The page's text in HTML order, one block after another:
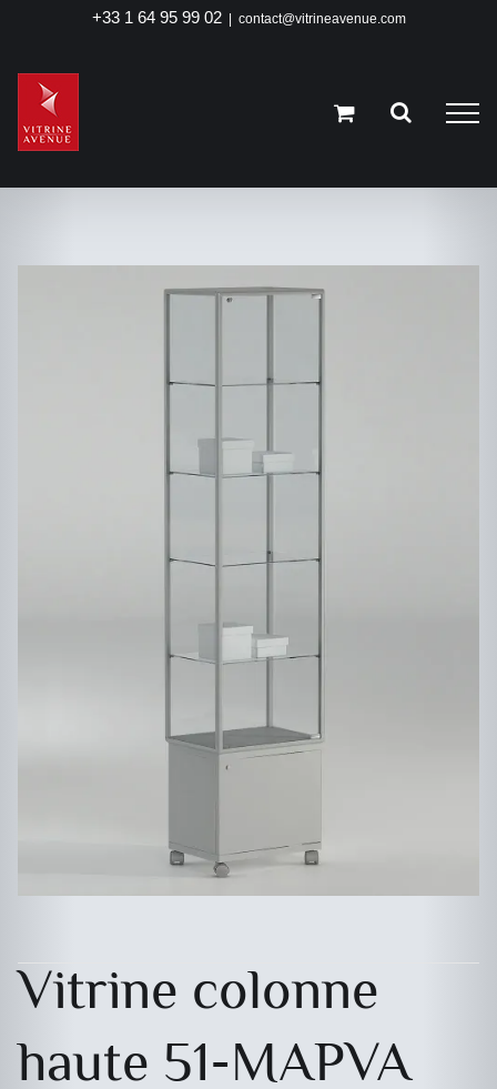
contenu
+33 1 64 95 99 02 contact@vitrineavenue.com
Vitrine colonne
haute 51-MAPVA